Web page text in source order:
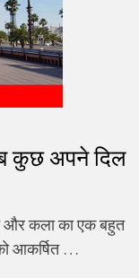
कुछ अपने दिल
कला का एक बहुत
आकर्षित …